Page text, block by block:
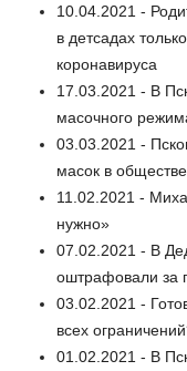
10.04.2021 -
в детсадах
коронавируса
17.03.2021 - В
масочного
03.03.2021 -
масок в
11.02.2021 -
нужно»
07.02.2021 - В
оштрафовали за
03.02.2021 -
всех
01.02.2021 - В